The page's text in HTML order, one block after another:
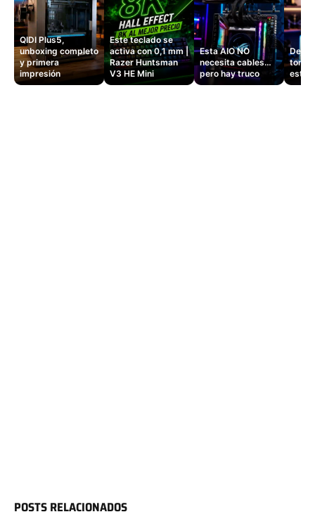
QIDI Plus5,
unboxing completo
y primera
impresión
Este teclado se
activa con 0,1 mm |
Razer Huntsman
V3 HE Mini
Esta AIO NO
necesita cables…
pero hay truco
Dejé
este
POSTS RELACIONADOS